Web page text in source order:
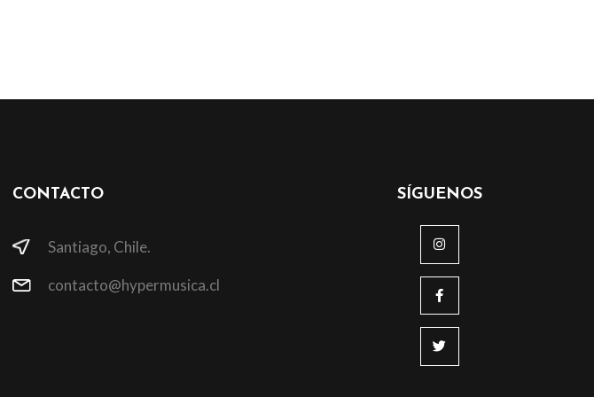
CONTACTO
Santiago, Chile.
contacto@hypermusica.cl
SÍGUENOS